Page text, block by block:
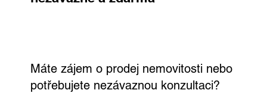
Máte zájem o prodej nemovitosti nebo
potřebujete nezávaznou konzultaci?